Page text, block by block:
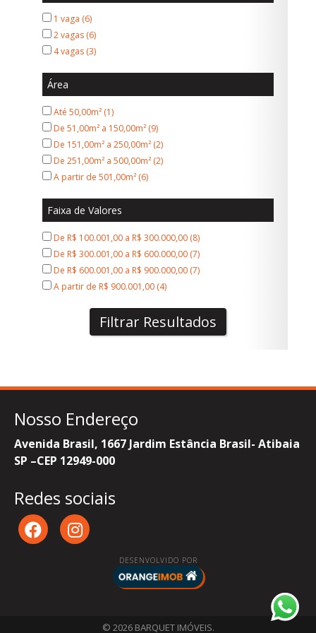
1 vaga (6)
2 vagas (6)
4 vagas (3)
Área
Até 50,00m² (1)
De 51,00m² a 150,00m² (9)
De 151,00m² a 250,00m² (2)
De 251,00m² a 500,00m² (2)
A partir de 501,00m² (6)
Faixa de Valores
De R$ 100.001,00 a R$ 300.000,00 (8)
De R$ 300.001,00 a R$ 600.000,00 (7)
De R$ 600.001,00 a R$ 900.000,00 (7)
A partir de R$ 900.001,00 (4)
Filtrar Resultados
Nosso Endereço
Avenida Brasil, 1667 Jardim Estância Brasil- Atibaia
SP –CEP 12949-000
Redes sociais
DESENVOLVIDO POR
© 2026 BARQUET IMÓVEIS.